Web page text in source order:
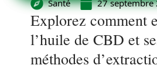
Santé 27 septembre
Explorez comment
l’huile de CBD et
méthodes